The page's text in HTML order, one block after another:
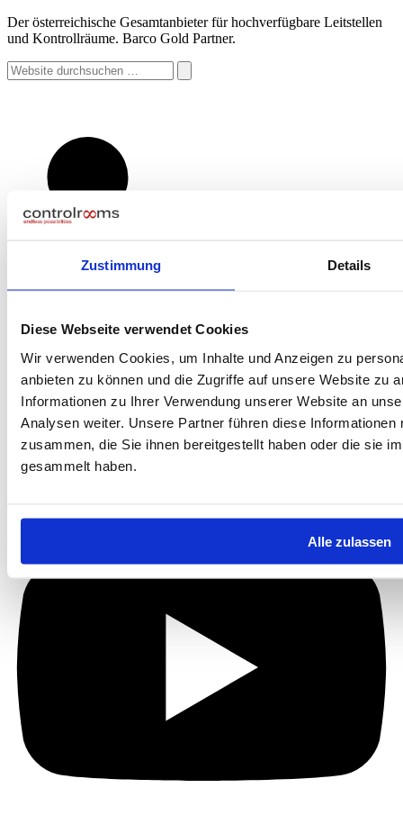
Zustimmung Details
Diese Webseite verwendet Cookies
Wir verwenden Cookies, um Inhalte und Anzeigen zu
anbieten zu können und die Zugriffe auf unsere Website zu
Informationen zu Ihrer Verwendung unserer Website an
Analysen weiter. Unsere Partner führen diese
zusammen, die Sie ihnen bereitgestellt haben oder die sie
gesammelt haben.
Alle zulassen
Der österreichische Gesamtanbieter für hochverfügbare Leitstellen
und Kontrollräume. Barco Gold Partner.
Website
durchsuchen